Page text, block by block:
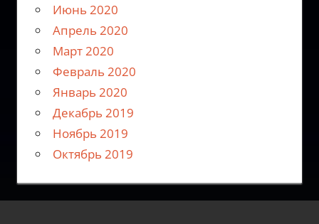
Июнь 2020
Апрель 2020
Март 2020
Февраль 2020
Январь 2020
Декабрь 2019
Ноябрь 2019
Октябрь 2019